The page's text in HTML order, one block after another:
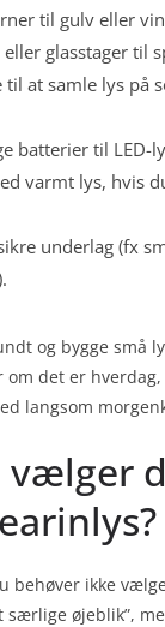
til gulv eller
glasstager til
til at samle lys på
batterier til LED-
varmt lys, hvis
underlag (fx
og bygge små
om det er
langsom
vælger
behøver ikke
øjeblik”,